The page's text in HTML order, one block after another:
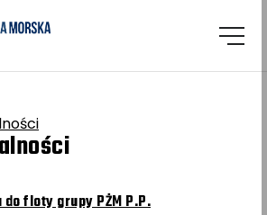
floty grupy PŻM P.P.